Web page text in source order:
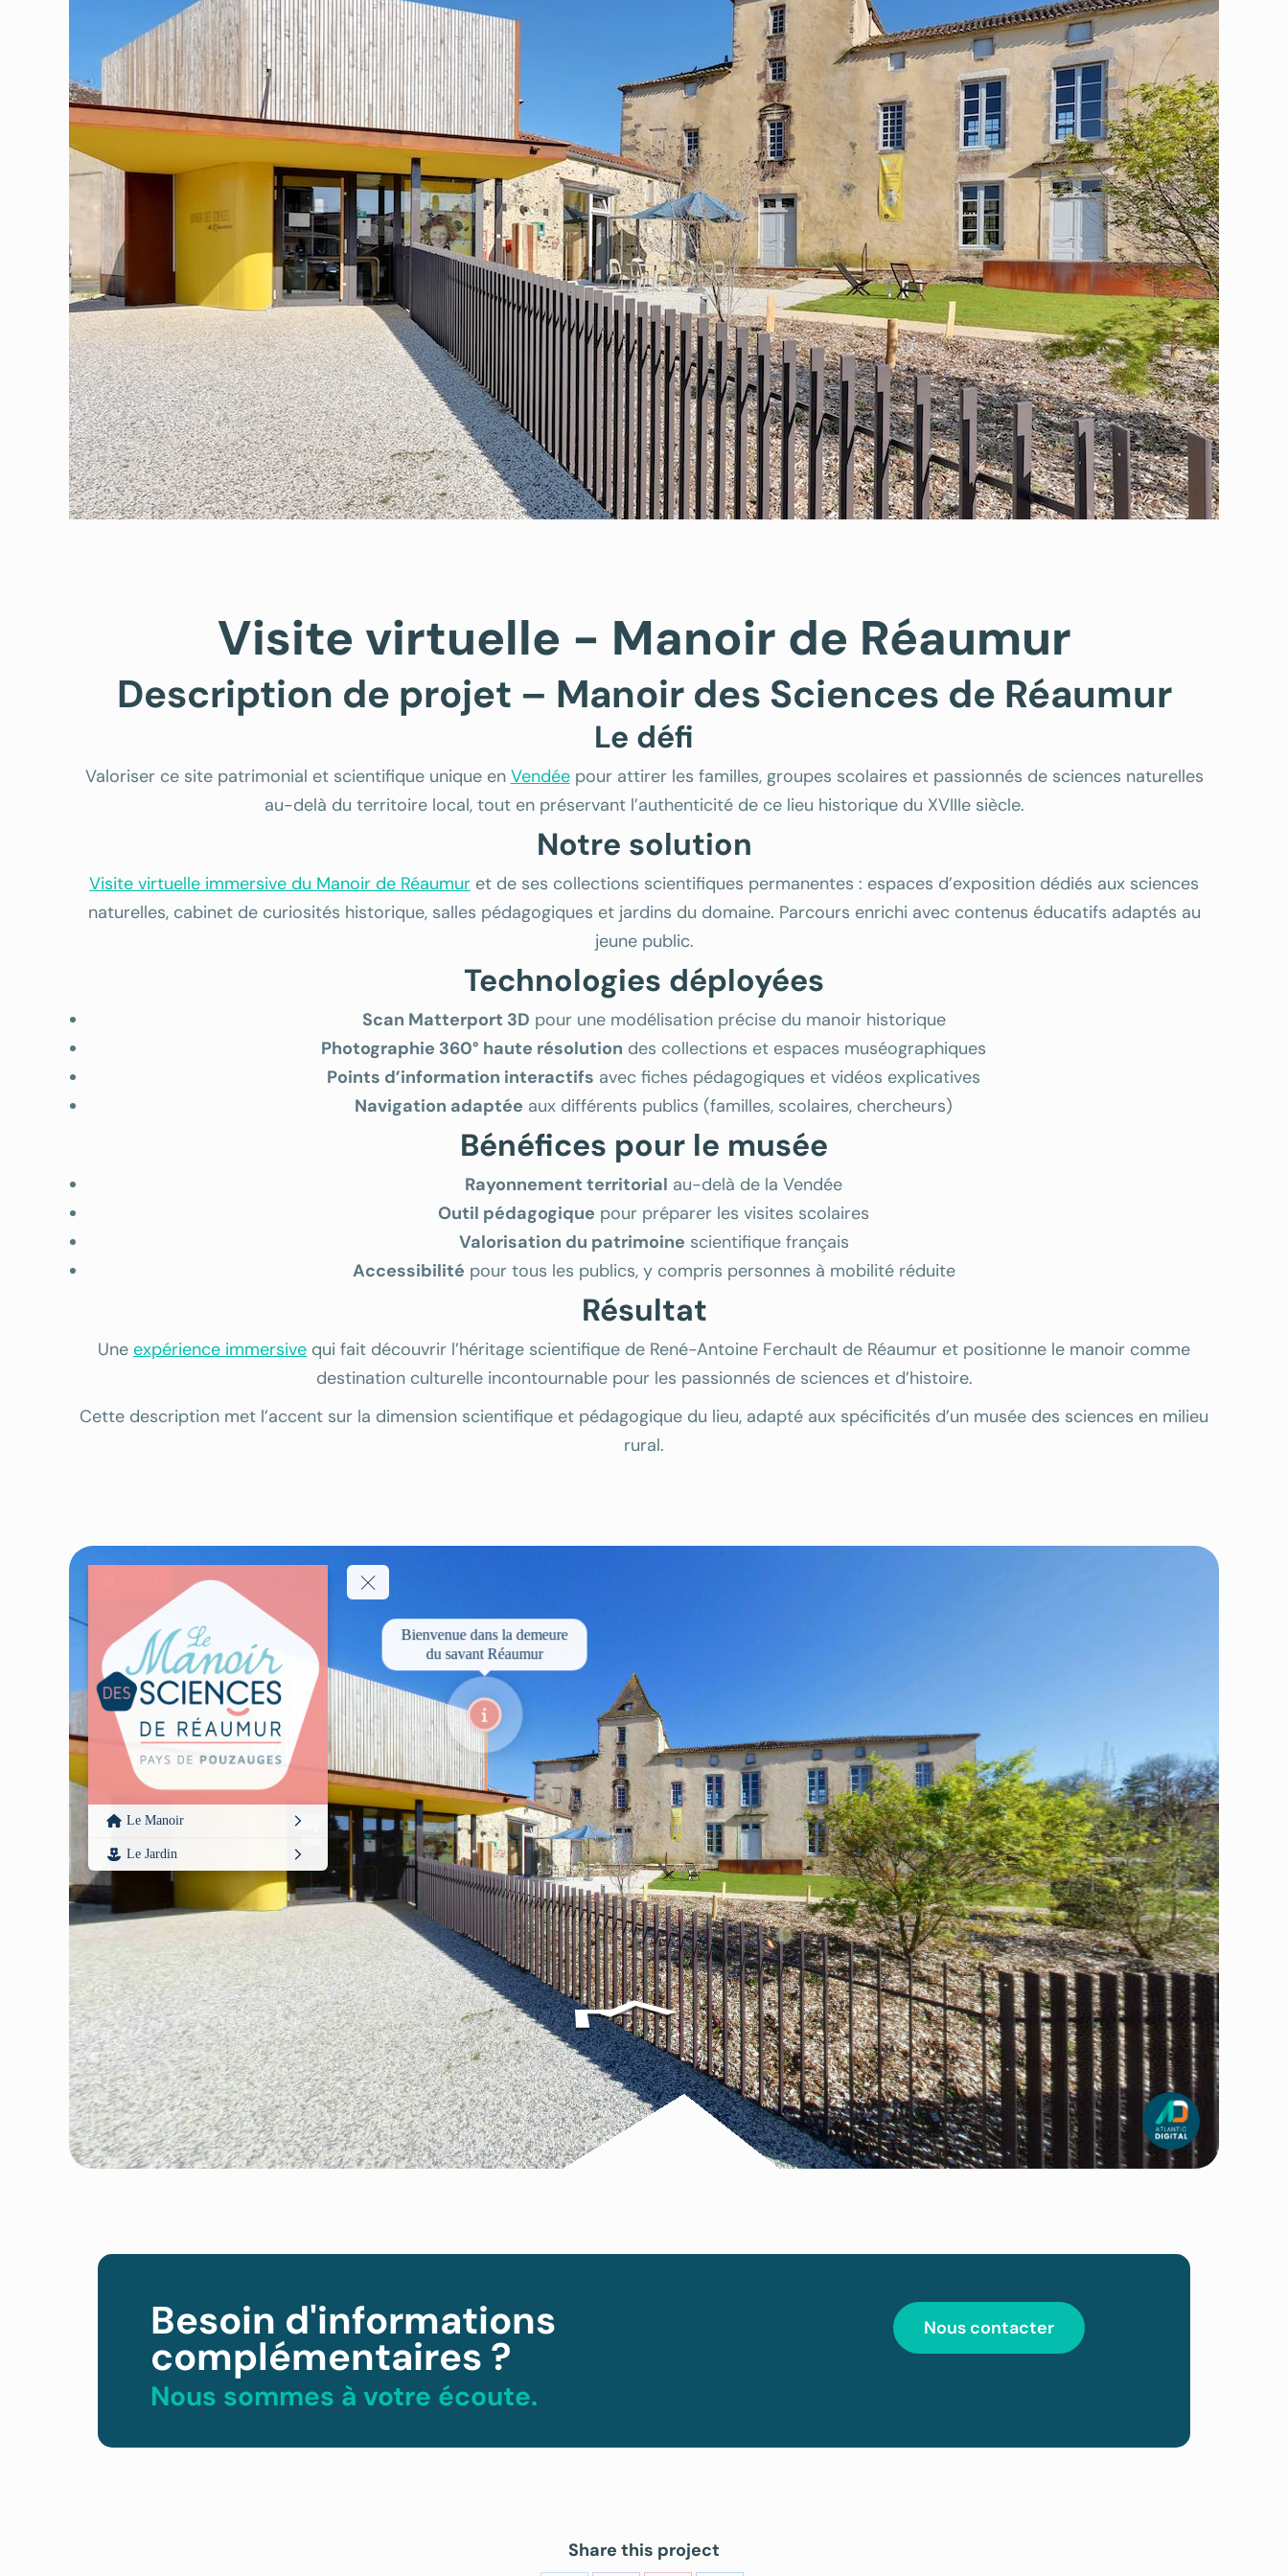
Visite virtuelle - Manoir de Réaumur
Description de projet – Manoir des Sciences de Réaumur
Le défi
Valoriser ce site patrimonial et scientifique unique en Vendéepour attirer les familles, groupes scolaires et passionnés de sciences naturelles
au-delà du territoire local, tout en préservant l’authenticité de ce lieu historique du XVIIIe siècle.
Notre solution
Visite virtuelle immersive du Manoir de Réaumur et de ses collections scientifiques permanentes : espaces d’exposition dédiés aux sciences
naturelles, cabinet de curiosités historique, salles pédagogiques et jardins du domaine. Parcours enrichi avec contenus éducatifs adaptés au
jeune public.
Technologies déployées
Scan Matterport 3D pour une modélisation précise du manoir historique
Photographie 360° haute résolution des collections et espaces muséographiques
Points d’information interactifs avec fiches pédagogiques et vidéos explicatives
Navigation adaptée aux différents publics (familles, scolaires, chercheurs)
Bénéfices pour le musée
Rayonnement territorial au-delà de la Vendée
Outil pédagogique pour préparer les visites scolaires
Valorisation du patrimoine scientifique français
Accessibilité pour tous les publics, y compris personnes à mobilité réduite
Résultat
Une expérience immersive qui fait découvrir l’héritage scientifique de René-Antoine Ferchault de Réaumur et positionne le manoir comme
destination culturelle incontournable pour les passionnés de sciences et d’histoire.
Cette description met l’accent sur la dimension scientifique et pédagogique du lieu, adapté aux spécificités d’un musée des sciences en milieu
rural.
Besoin d'informations
complémentaires ?
Nous sommes à votre écoute.
Nous contacter
Share this project